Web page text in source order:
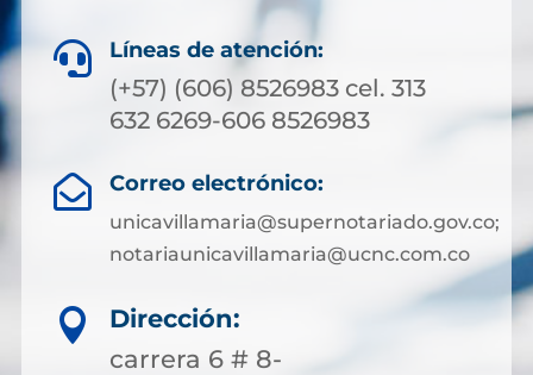
 Líneas de atención:
(+57) (606) 8526983 cel. 313
632 6269-606 8526983
 Correo electrónico:
unicavillamaria@supernotariado.gov.co;
notariaunicavillamaria@ucnc.com.co

Dirección:
carrera 6 # 8-